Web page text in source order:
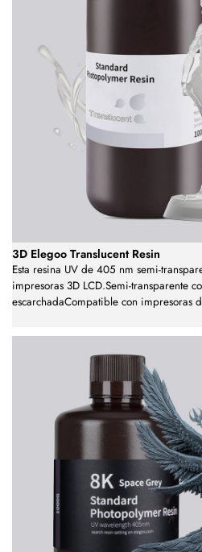
3D Elegoo Translucent Resin
Esta resina UV de 405 nm semi-
impresoras 3D LCD.Semi-transparente
escarchadaCompatible con impresoras d